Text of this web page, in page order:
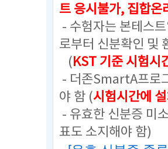
트 응시불가, 집합온
- 수험자는 본테스
로부터 신분확인 및
(KST 기준 시험시
- 더존SmartA프로
야 함 (시험시간에
- 유효한 신분증 미
표도 소지해야 함)